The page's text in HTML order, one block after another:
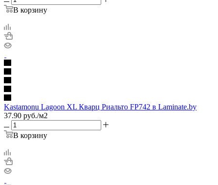
В корзину
Kastamonu Lagoon XL Кварц Риальто FP742 в Laminate.by
37.90 руб./м2
В корзину